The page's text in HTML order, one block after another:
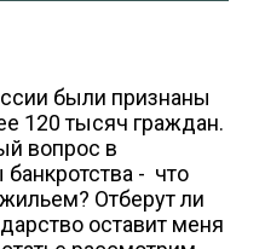
были признаны
120 тысяч граждан.
вопрос в
- что
Отберут ли
оставит меня